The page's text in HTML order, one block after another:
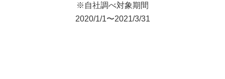
※自社調べ対象期間
2020/1/1〜2021/3/31